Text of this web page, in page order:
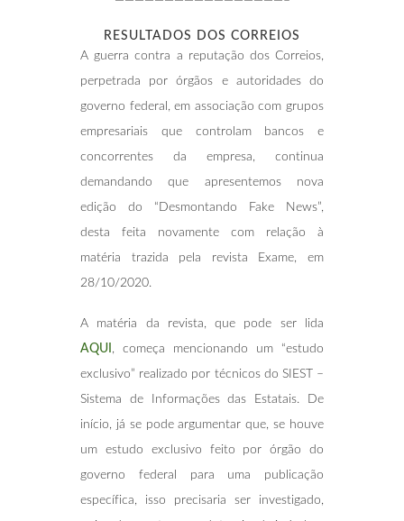
RESULTADOS DOS CORREIOS
A guerra contra a reputação dos Correios,
perpetrada por órgãos e autoridades do
governo federal, em associação com grupos
empresariais que controlam bancos e
concorrentes da empresa, continua
demandando que apresentemos nova
edição do “Desmontando Fake News”,
desta feita novamente com relação à
matéria trazida pela revista Exame, em
28/10/2020.
A matéria da revista, que pode ser lida
AQUI , começa mencionando um “estudo
exclusivo” realizado por técnicos do SIEST –
Sistema de Informações das Estatais. De
início, já se pode argumentar que, se houve
um estudo exclusivo feito por órgão do
governo federal para uma publicação
específica, isso precisaria ser investigado,